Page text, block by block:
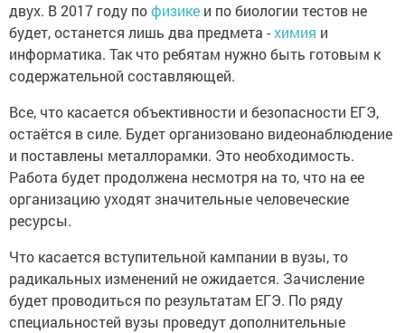
двух. В 2017 году пофизике и по биологии тестов не
будет, останется лишь два предмета -химия и
информатика. Так что ребятам нужно быть готовым к
содержательной составляющей.
Все, что касается объективности и безопасности ЕГЭ,
остаётся в силе. Будет организовано видеонаблюдение
и поставлены металлорамки. Это необходимость.
Работа будет продолжена несмотря на то, что на ее
организацию уходят значительные человеческие
ресурсы.
Что касается вступительной кампании в вузы, то
радикальных изменений не ожидается. Зачисление
будет проводиться по результатам ЕГЭ. По ряду
специальностей вузы проведут дополнительные